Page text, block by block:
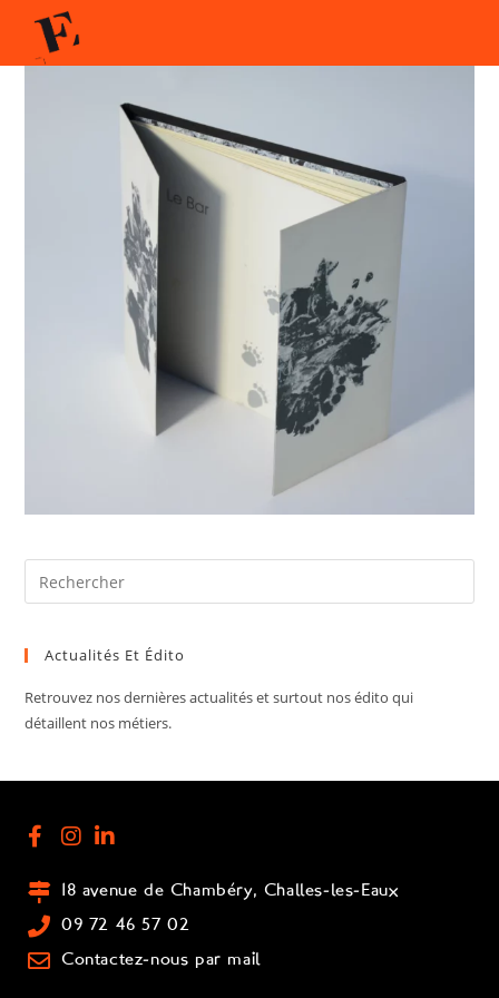
Actualités Et Édito
Retrouvez nos dernières actualités et surtout nos édito qui
détaillent nos métiers.
18 avenue de Chambéry, Challes-les-Eaux
09 72 46 57 02
Contactez-nous par mail